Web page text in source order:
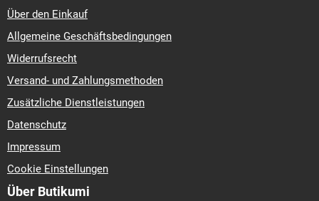
Über den Einkauf
Allgemeine Geschäftsbedingungen
Widerrufsrecht
Versand- und Zahlungsmethoden
Zusätzliche Dienstleistungen
Datenschutz
Impressum
Cookie Einstellungen
Über Butikumi